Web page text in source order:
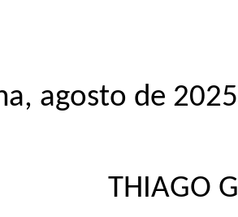
agosto de
THIAGO